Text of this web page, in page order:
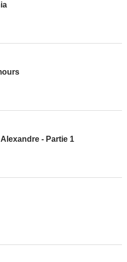
- Partie 1